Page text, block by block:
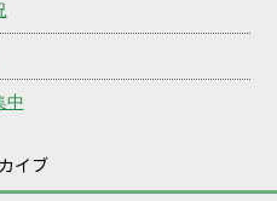
中
イブ